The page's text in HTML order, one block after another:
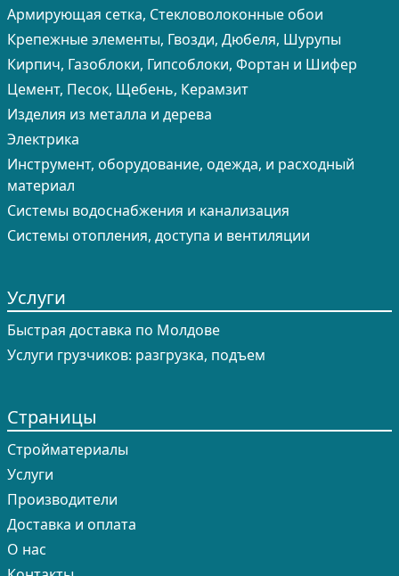
Армирующая сетка, Стекловолоконные обои
Крепежные элементы, Гвозди, Дюбеля, Шурупы
Кирпич, Газоблоки, Гипсоблоки, Фортан и Шифер
Цемент, Песок, Щебень, Керамзит
Изделия из металла и дерева
Электрика
Инструмент, оборудование, одежда, и расходный
материал
Системы водоснабжения и канализация
Системы отопления, доступа и вентиляции
Услуги
Быстрая доставка по Молдове
Услуги грузчиков: разгрузка, подъем
Страницы
Cтройматериалы
Услуги
Производители
Доставка и оплата
О нас